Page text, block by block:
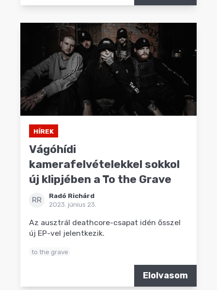
HÍREK
Vágóhídi
kamerafelvételekkel sokkol
új klipjében a To the Grave
RR
Radó Richárd
2023. június 23.
Az ausztrál deathcore-csapat idén ősszel
új EP-vel jelentkezik.
to the grave
Elolvasom